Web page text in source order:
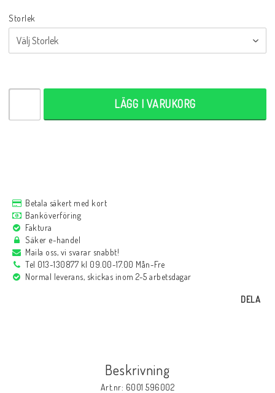
Storlek
LÄGG I VARUKORG
Betala säkert med kort
Banköverföring
Faktura
Säker e-handel
Maila oss, vi svarar snabbt!
Tel 013-130877 kl 09.00-17.00 Mån-Fre
Normal leverans, skickas inom 2-5 arbetsdagar
DELA
Beskrivning
Art.nr: 6001 596002